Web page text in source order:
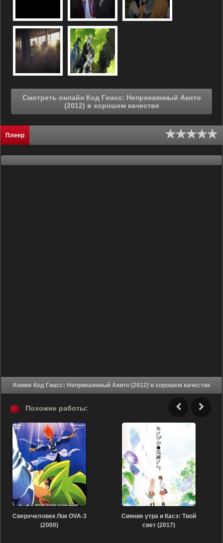
Смотреть онлайн Код Гиасс: Неприкаянный Акито
(2012) в хорошем качестве
Плеер
Аниме Код Гиасс: Неприкаянный Акито (2012) в хорошем качестве
Похожие работы:
Сверхчеловек Лок OVA-3
(2000)
Сияние утра и Касэ: Твой
свет (2017)